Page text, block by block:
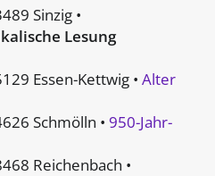
Sinzig •
Lesung
Essen-Kettwig • Alter
Schmölln • 950-Jahr-
Reichenbach •